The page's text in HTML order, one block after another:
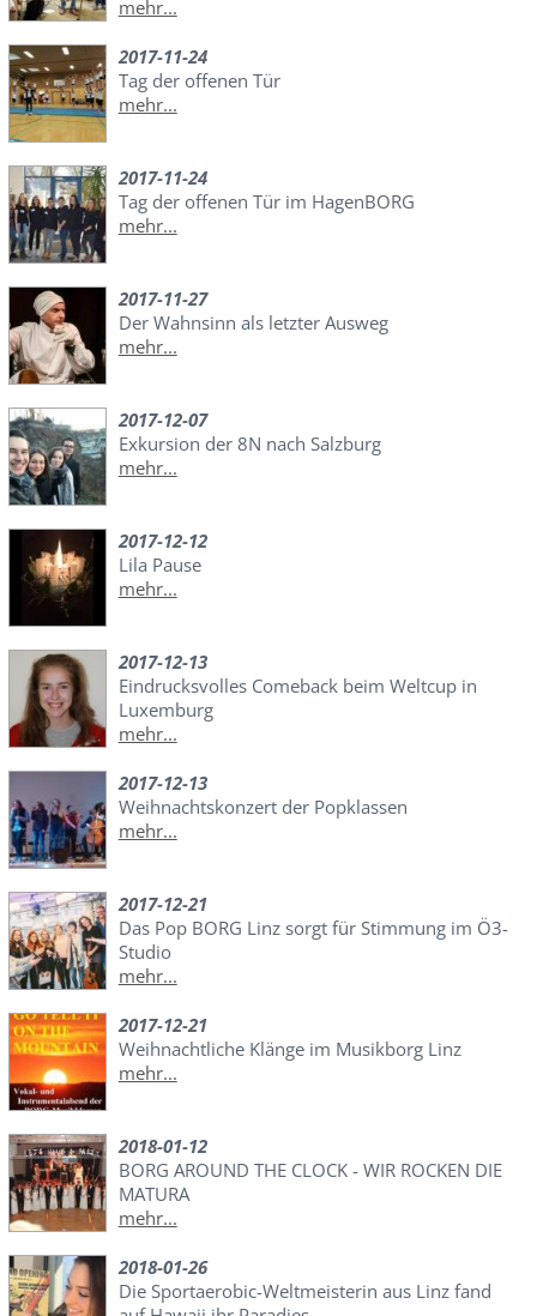
mehr...
2017-11-24
Tag der offenen Tür
mehr...
2017-11-24
Tag der offenen Tür im HagenBORG
mehr...
2017-11-27
Der Wahnsinn als letzter Ausweg
mehr...
2017-12-07
Exkursion der 8N nach Salzburg
mehr...
2017-12-12
Lila Pause
mehr...
2017-12-13
Eindrucksvolles Comeback beim Weltcup in
Luxemburg
mehr...
2017-12-13
Weihnachtskonzert der Popklassen
mehr...
2017-12-21
Das Pop BORG Linz sorgt für Stimmung im Ö3-
Studio
mehr...
2017-12-21
Weihnachtliche Klänge im Musikborg Linz
mehr...
2018-01-12
BORG AROUND THE CLOCK - WIR ROCKEN DIE
MATURA
mehr...
2018-01-26
Die Sportaerobic-Weltmeisterin aus Linz fand